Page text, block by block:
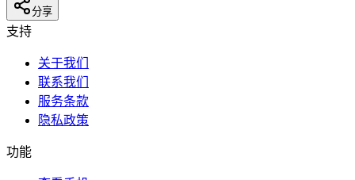
分享
支持
关于我们
联系我们
服务条款
隐私政策
功能